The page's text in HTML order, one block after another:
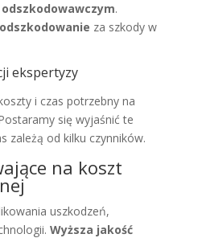
.
odszkodowanie za szkody w
ekspertyzy
i czas potrzebny na
się wyjaśnić te
zależą od kilku czynników.
na koszt
uszkodzeń,
Wyższa jakość